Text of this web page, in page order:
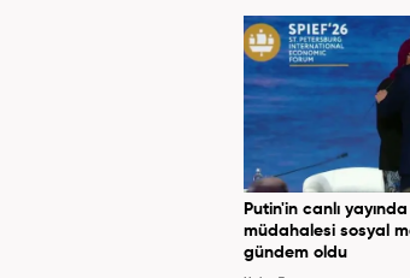
Putin'in canlı
müdahalesi sosyal
gündem oldu